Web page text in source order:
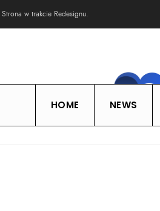
Strona w trakcie Redesignu.
HOME NEWS